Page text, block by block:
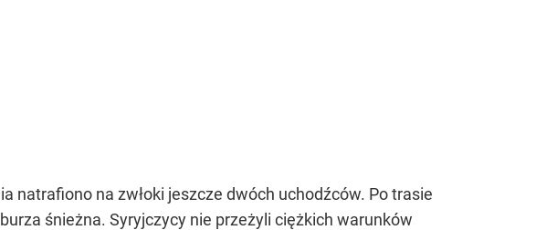
natrafiono na zwłoki jeszcze dwóch uchodźców. Po trasie
śnieżna. Syryjczycy nie przeżyli ciężkich warunków